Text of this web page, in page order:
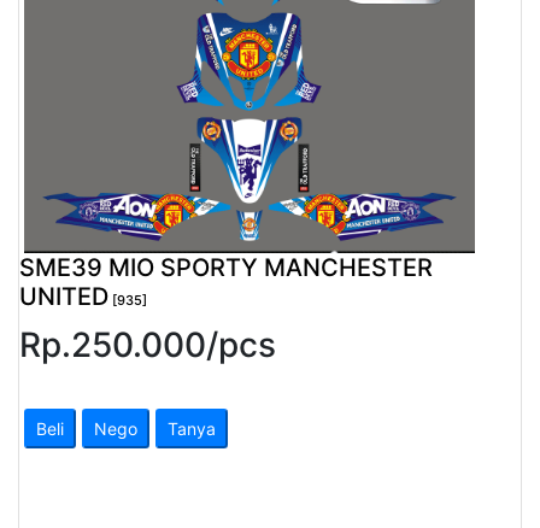
Logout
SME39 MIO SPORTY MANCHESTER
UNITED [935]
Rp.250.000/pcs
Beli Nego Tanya